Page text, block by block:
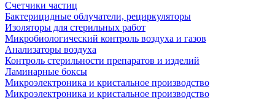
Счетчики частиц
Бактерицидные облучатели, рециркуляторы
Изоляторы для стерильных работ
Микробиологический контроль воздуха и газов
Анализаторы воздуха
Контроль стерильности препаратов и изделий
Ламинарные боксы
Микроэлектроника и кристальное производство
Микроэлектроника и кристальное производство